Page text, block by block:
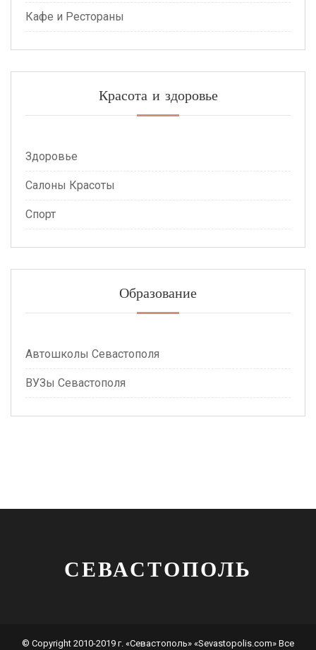
Кафе и Рестораны
Красота и здоровье
Здоровье
Салоны Красоты
Спорт
Образование
Автошколы Севастополя
ВУЗы Севастополя
СЕВАСТОПОЛЬ
© Copyright 2010-2019 г. «Севастополь» «Sevastopolis.com» Все